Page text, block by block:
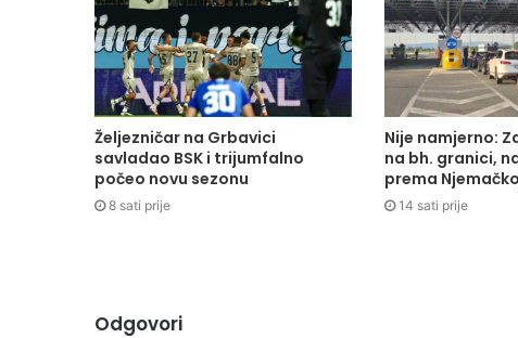
Željezničar na Grbavici
savladao BSK i trijumfalno
počeo novu sezonu
8 sati prije
Nije namjerno:
na bh. granici,
prema
14 sati prije
Odgovori